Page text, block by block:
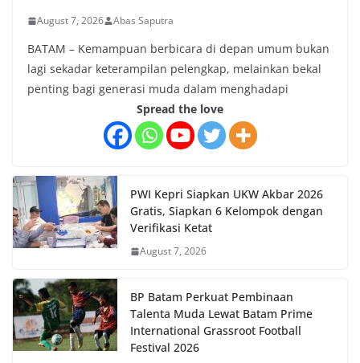
August 7, 2026 Abas Saputra
BATAM – Kemampuan berbicara di depan umum bukan
lagi sekadar keterampilan pelengkap, melainkan bekal
penting bagi generasi muda dalam menghadapi
Spread the love
PWI Kepri Siapkan UKW Akbar 2026
Gratis, Siapkan 6 Kelompok dengan
Verifikasi Ketat
August 7, 2026
BP Batam Perkuat Pembinaan
Talenta Muda Lewat Batam Prime
International Grassroot Football
Festival 2026